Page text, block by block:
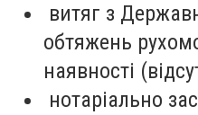
витяг з
обтяжень
наявності
нотаріально